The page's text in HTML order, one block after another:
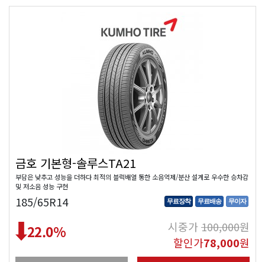
금호 기본형-솔루스TA21
부담은 낮추고 성능을 더하다 최적의 블럭배열 통한 소음억제/분산 설계로 우수한 승차감
및 저소음 성능 구현
185/65R14 무료장착 무료배송 무이자
22.0% 시중가100,000원
할인가78,000원